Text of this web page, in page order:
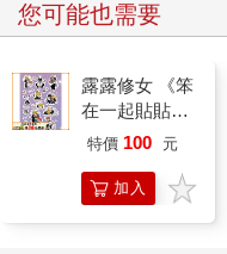
您可能也需要
露露修女 《笨
在一起貼貼
紙》
特價 100 元
加入
購物